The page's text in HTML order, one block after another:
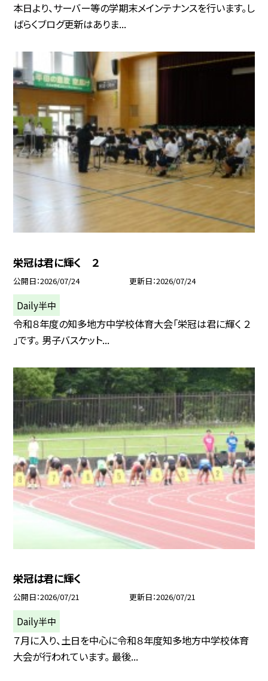
本日より、サーバー等の学期末メインテナンスを行います。し
ばらくブログ更新はありま...
栄冠は君に輝く ２
公開日 2026/07/24 更新日 2026/07/24
Daily半中
令和８年度の知多地方中学校体育大会「栄冠は君に輝く ２
」です。 男子バスケット...
栄冠は君に輝く
公開日 2026/07/21 更新日 2026/07/21
Daily半中
７月に入り、土日を中心に令和８年度知多地方中学校体育
大会が行われています。 最後...